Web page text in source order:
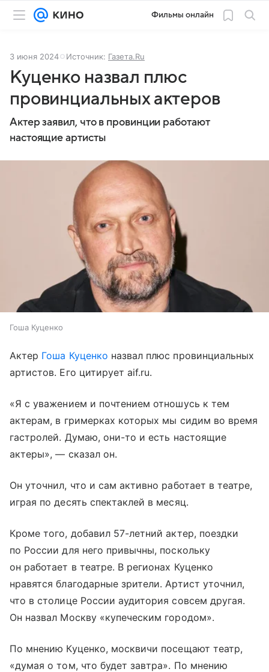
Фильмы онлайн
3 июня 2024 Источник: Газета.Ru
Куценко назвал плюс
провинциальных актеров
Актер заявил, что в провинции работают
настоящие артисты
Гоша Куценко
Актер Гоша Куценко назвал плюс провинциальных
артистов. Его цитирует aif.ru.
«Я с уважением и почтением отношусь к тем
актерам, в гримерках которых мы сидим во время
гастролей. Думаю, они-то и есть настоящие
актеры», — сказал он.
Он уточнил, что и сам активно работает в театре,
играя по десять спектаклей в месяц.
Кроме того, добавил 57-летний актер, поездки
по России для него привычны, поскольку
он работает в театре. В регионах Куценко
нравятся благодарные зрители. Артист уточнил,
что в столице России аудитория совсем другая.
Он назвал Москву «купеческим городом».
По мнению Куценко, москвичи посещают театр,
«думая о том, что будет завтра». По мнению